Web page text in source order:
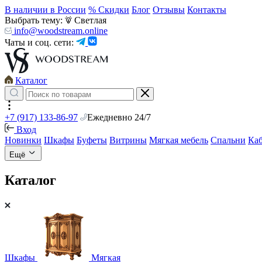
В наличии в России % Скидки Блог Отзывы Контакты
Выбрать тему:
Светлая
info@woodstream.online
Чаты и соц. сети:
Каталог
+7 (917) 133-86-97
Ежедневно 24/7
Вход
Новинки Шкафы Буфеты Витрины Мягкая мебель Спальни
Ещё
Каталог
Шкафы Мягкая